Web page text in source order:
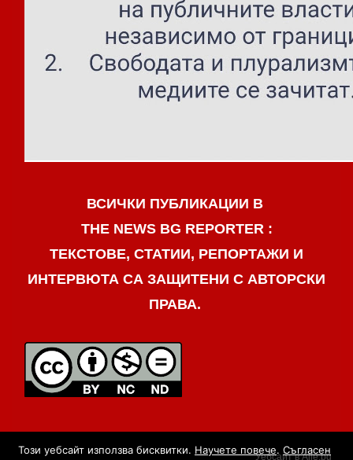
ВСИЧКИ ПУБЛИКАЦИИ В
THE NEWS BG REPORTER :
ТЕКСТОВЕ, СТАТИИ, РЕПОРТАЖИ И
ИНТЕРВЮТА СА ЗАЩИТЕНИ С АВТОРСКИ
ПРАВА.
Уебсайт в Alle.bg
Този уебсайт използва бисквитки. Научете повече. Съгласен